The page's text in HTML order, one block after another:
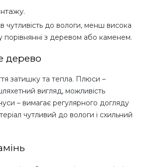
чутливість до вологи, менш висока
у порівнянні з деревом або каменем.
дерево
затишку та тепла. Плюси –
вигляд, можливість
– вимагає регулярного догляду
чутливий до вологи і схильний